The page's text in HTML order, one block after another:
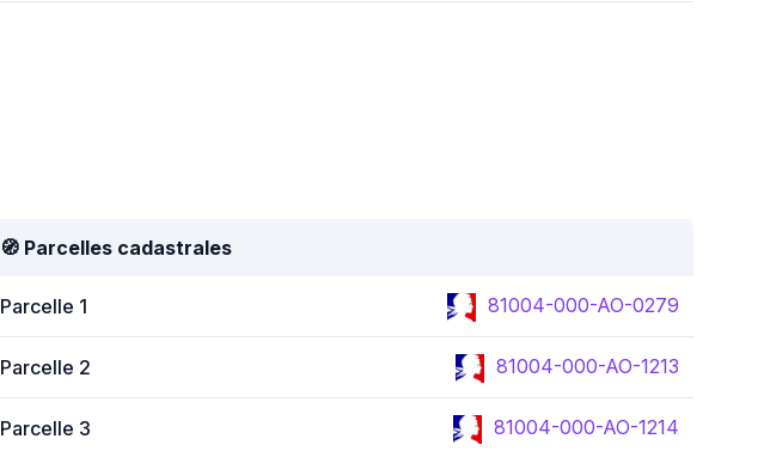
🧭 Parcelles cadastrales
Parcelle 1 81004-000-AO-0279
Parcelle 2 81004-000-AO-1213
Parcelle 3 81004-000-AO-1214